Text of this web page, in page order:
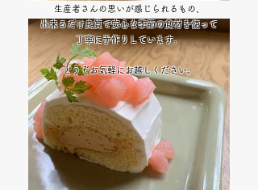
生産者さんの思いが感じられるもの、​
出来るだけ良質で安心な季節の食材を使って​
丁寧に手作りしています。​
どうぞお気軽にお越しください。​